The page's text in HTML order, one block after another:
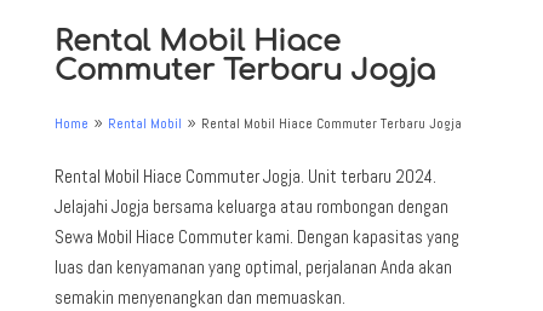
Rental Mobil Hiace
Commuter Terbaru Jogja
Home 9 Rental Mobil 9 Rental Mobil Hiace Commuter Terbaru Jogja
Rental Mobil Hiace Commuter Jogja. Unit terbaru 2024.
Jelajahi Jogja bersama keluarga atau rombongan dengan
Sewa Mobil Hiace Commuter kami. Dengan kapasitas yang
luas dan kenyamanan yang optimal, perjalanan Anda akan
semakin menyenangkan dan memuaskan.